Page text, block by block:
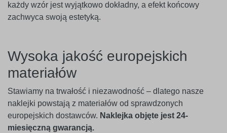
każdy wzór jest wyjątkowo dokładny, a efekt końcowy
zachwyca swoją estetyką.
Wysoka jakość europejskich
materiałów
Stawiamy na trwałość i niezawodność – dlatego nasze
naklejki powstają z materiałów od sprawdzonych
europejskich dostawców. Naklejka objęte jest 24-
miesięczną gwarancją.